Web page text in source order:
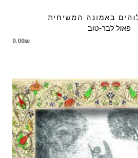
באמונה המשיחית
פאול לבר-טוב
0.00₪